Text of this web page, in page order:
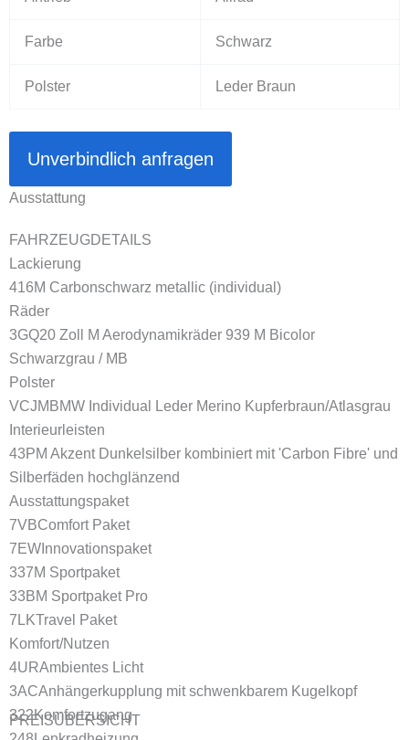
Farbe Schwarz
Polster Leder Braun
Unverbindlich anfragen
Ausstattung
FAHRZEUGDETAILS
Lackierung
416M Carbonschwarz metallic (individual)
Räder
3GQ20 Zoll M Aerodynamikräder 939 M Bicolor
Schwarzgrau / MB
Polster
VCJM BMW Individual Leder Merino Kupferbraun/Atlasgrau
Interieurleisten
43PM Akzent Dunkelsilber kombiniert mit 'Carbon Fibre' und
Silberfäden hochglänzend
Ausstattungspaket
7VBComfort Paket
7EW Innovationspaket
337M Sportpaket
33BM Sportpaket Pro
7LKTravel Paket
Komfort/Nutzen
4URAmbientes Licht
3ACAnhängerkupplung mit schwenkbarem Kugelkopf
322Komfortzugang
PREISÜBERSICHT